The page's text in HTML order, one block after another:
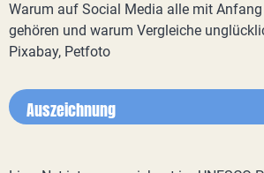
Warum auf Social Media alle mit
gehören und warum Vergleiche
Pixabay, Petfoto
Auszeichnung